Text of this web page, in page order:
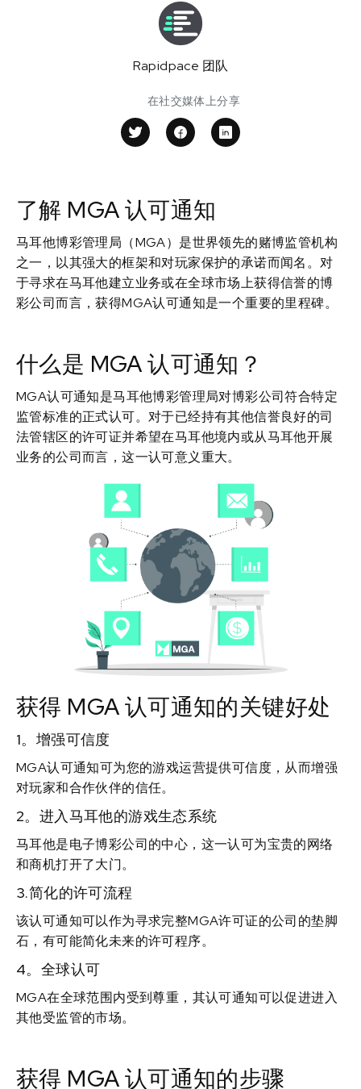
Rapidpace 团队
在社交媒体上分享
了解 MGA 认可通知
马耳他博彩管理局（MGA）是世界领先的赌博监管机构
之一，以其强大的框架和对玩家保护的承诺而闻名。对
于寻求在马耳他建立业务或在全球市场上获得信誉的博
彩公司而言，获得MGA认可通知是一个重要的里程碑。
什么是 MGA 认可通知？
MGA认可通知是马耳他博彩管理局对博彩公司符合特定
监管标准的正式认可。对于已经持有其他信誉良好的司
法管辖区的许可证并希望在马耳他境内或从马耳他开展
业务的公司而言，这一认可意义重大。
获得 MGA 认可通知的关键好处
1。增强可信度
MGA认可通知可为您的游戏运营提供可信度，从而增强
对玩家和合作伙伴的信任。
2。进入马耳他的游戏生态系统
马耳他是电子博彩公司的中心，这一认可为宝贵的网络
和商机打开了大门。
3.简化的许可流程
该认可通知可以作为寻求完整MGA许可证的公司的垫脚
石，有可能简化未来的许可程序。
4。全球认可
MGA在全球范围内受到尊重，其认可通知可以促进进入
其他受监管的市场。
获得 MGA 认可通知的步骤